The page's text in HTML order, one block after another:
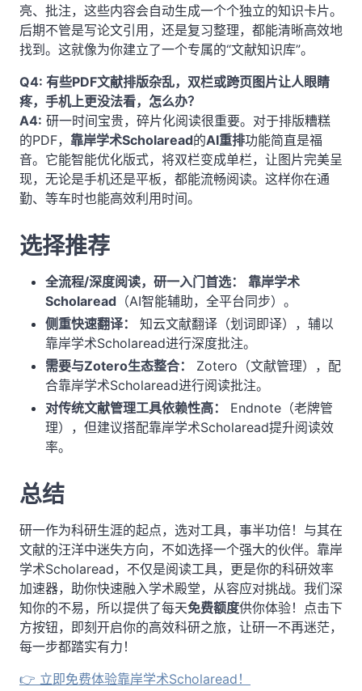
亮、批注，这些内容会自动生成一个个独立的知识卡片。
后期不管是写论文引用，还是复习整理，都能清晰高效地
找到。这就像为你建立了一个专属的“文献知识库”。
Q4: 有些PDF文献排版杂乱，双栏或跨页图片让人眼睛
疼，手机上更没法看，怎么办？
A4: 研一时间宝贵，碎片化阅读很重要。对于排版糟糕
的PDF， 靠岸学术Scholaread的AI重排功能简直是福
音。它能智能优化版式，将双栏变成单栏，让图片完美呈
现，无论是手机还是平板，都能流畅阅读。这样你在通
勤、等车时也能高效利用时间。
选择推荐
全流程/深度阅读，研一入门首选：
靠岸学术
Scholaread （AI智能辅助，全平台同步）。
侧重快速翻译：
知云文献翻译（划词即译），辅以
靠岸学术Scholaread进行深度批注。
需要与Zotero生态整合：
Zotero（文献管理），配
合靠岸学术Scholaread进行阅读批注。
对传统文献管理工具依赖性高：
Endnote（老牌管
理），但建议搭配靠岸学术Scholaread提升阅读效
率。
总结
研一作为科研生涯的起点，选对工具，事半功倍！与其在
文献的汪洋中迷失方向，不如选择一个强大的伙伴。靠岸
学术Scholaread，不仅是阅读工具，更是你的科研效率
加速器，助你快速融入学术殿堂，从容应对挑战。我们深
知你的不易，所以提供了每天免费额度供你体验！点击下
方按钮，即刻开启你的高效科研之旅，让研一不再迷茫，
每一步都踏实有力！
👉 立即免费体验靠岸学术Scholaread！